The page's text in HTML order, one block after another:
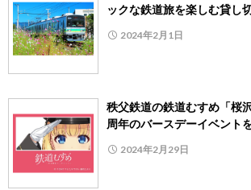
ックな鉄道旅を楽しむ貸し
2024年2月1日
秩父鉄道の鉄道むすめ「
周年のバースデーイベント
2024年2月29日